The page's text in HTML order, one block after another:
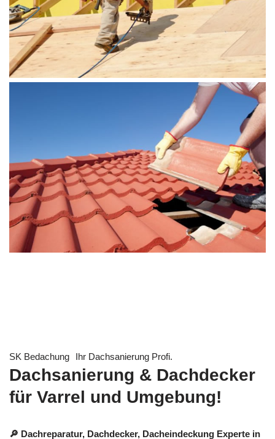
SK Bedachung Ihr Dachsanierung Profi.
Dachsanierung & Dachdecker
für Varrel und Umgebung!
🔎 Dachreparatur, Dachdecker, Dacheindeckung Experte in